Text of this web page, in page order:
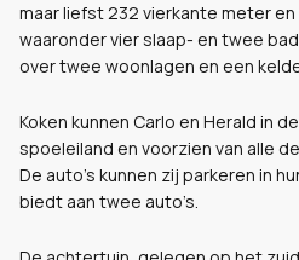
maar liefst 232 vierkante meter
waaronder vier slaap- en twee
over twee woonlagen en een
Koken kunnen Carlo en Herald in
spoeleiland en voorzien van alle
De auto’s kunnen zij parkeren in
biedt aan twee auto’s.